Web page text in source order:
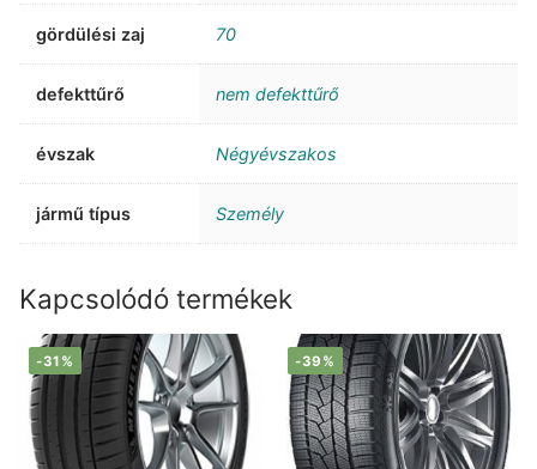
gördülési zaj 70
defekttűrő nem defekttűrő
évszak Négyévszakos
jármű típus Személy
Kapcsolódó termékek
-31% -39%